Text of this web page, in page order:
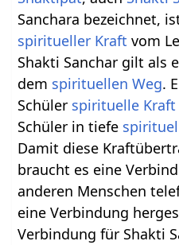
Sanchara bezeichnet,
spiritueller Kraft vom
Shakti Sanchar gilt als
dem spirituellen Weg.
Schüler spirituelle Kraft
Schüler in tiefe
Damit diese
braucht es eine
anderen Menschen
eine Verbindung
Verbindung für Shakti